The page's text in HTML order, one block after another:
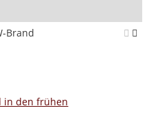
Brand
in den frühen